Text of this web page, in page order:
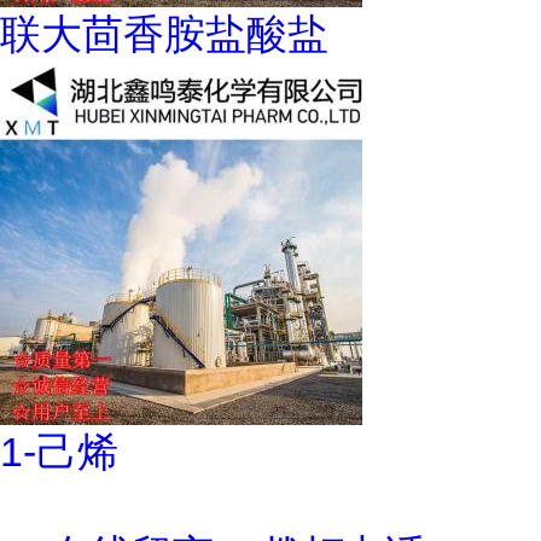
联大茴香胺盐酸盐
1-己烯